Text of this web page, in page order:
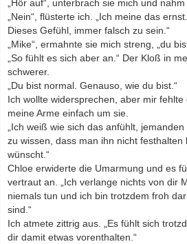
„Hör auf“, unterbrach sie mich und
„Nein“, flüsterte ich. „Ich meine das
Dieses Gefühl, immer falsch zu sein.“
„Mike“, ermahnte sie mich streng, „du
„So fühlt es sich aber an.“ Der Kloß in
schwerer.
„Du bist normal. Genauso, wie du bist.“
Ich wollte widersprechen, aber mir
meine Arme einfach um sie.
„Ich weiß wie sich das anfühlt,
zu wissen, dass man ihn nicht festhalten
wünscht.“
Chloe erwiderte die Umarmung und es
vertraut an. „Ich verlange nichts von dir
niemals tun und ich bin trotzdem froh
sind.“
Ich atmete zittrig aus. „Es fühlt sich
dir damit etwas vorenthalten.“